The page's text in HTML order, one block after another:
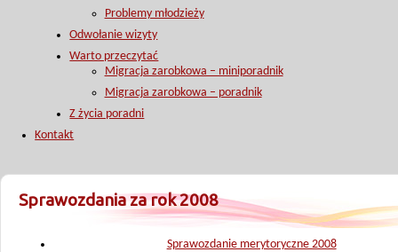
Problemy młodzieży
Odwołanie wizyty
Warto przeczytać
Migracja zarobkowa – miniporadnik
Migracja zarobkowa – poradnik
Z życia poradni
Kontakt
Sprawozdania za rok 2008
Sprawozdanie merytoryczne 2008